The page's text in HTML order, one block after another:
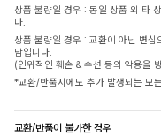
상품 불량일 경우 : 동일 상품 외 타
다.
상품 불량일 경우 : 교환이 아닌 변
담입니다.
(인위적인 훼손 & 수선 등의 악용을
*교환/반품시에도 추가 발생되는 모
교환/반품이 불가한 경우